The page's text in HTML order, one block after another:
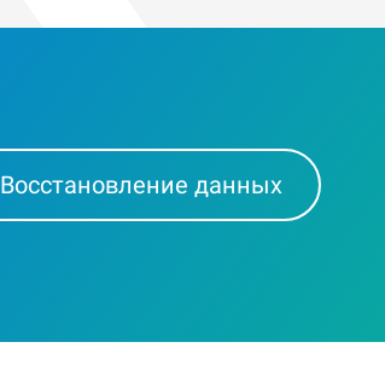
Восстановление данных